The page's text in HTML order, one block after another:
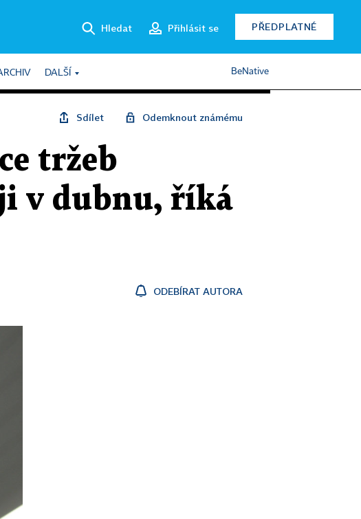
Hledat Přihlásit se PŘEDPLATNÉ
DALŠÍ BeNative
Sdílet Odemknout známému
tržeb
ji v dubnu, říká
ODEBÍRAT AUTORA